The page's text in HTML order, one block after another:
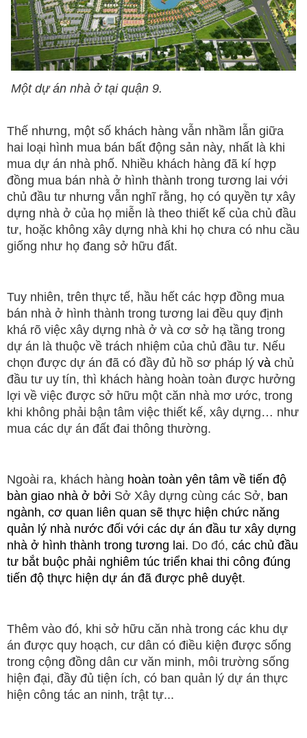
Một dự án nhà ở tại quận 9.
Thế nhưng, một số khách hàng vẫn nhầm lẫn giữa
hai loại hình mua bán bất động sản này, nhất là khi
mua dự án nhà phố. Nhiều khách hàng đã kí hợp
đồng mua bán nhà ở hình thành trong tương lai với
chủ đầu tư nhưng vẫn nghĩ rằng, họ có quyền tự xây
dựng nhà ở của họ miễn là theo thiết kế của chủ đầu
tư, hoặc không xây dựng nhà khi họ chưa có nhu cầu
giống như họ đang sở hữu đất.
Tuy nhiên, trên thực tế, hầu hết các hợp đồng mua
bán nhà ở hình thành trong tương lai đều quy định
khá rõ việc xây dựng nhà ở và cơ sở hạ tầng trong
dự án là thuộc về trách nhiệm của chủ đầu tư. Nếu
chọn được dự án đã có đầy đủ hồ sơ pháp lý và chủ
đầu tư uy tín, thì khách hàng hoàn toàn được hưởng
lợi về việc được sở hữu một căn nhà mơ ước, trong
khi không phải bận tâm việc thiết kế, xây dựng… như
mua các dự án đất đai thông thường.
Ngoài ra, khách hàng hoàn toàn yên tâm về tiến độ
bàn giao nhà ở bởi Sở Xây dựng cùng các Sở, ban
ngành, cơ quan liên quan sẽ thực hiện chức năng
quản lý nhà nước đối với các dự án đầu tư xây dựng
nhà ở hình thành trong tương lai. Do đó, các chủ đầu
tư bắt buộc phải nghiêm túc triển khai thi công đúng
tiến độ thực hiện dự án đã được phê duyệt.
Thêm vào đó, khi sở hữu căn nhà trong các khu dự
án được quy hoạch, cư dân có điều kiện được sống
trong cộng đồng dân cư văn minh, môi trường sống
hiện đại, đầy đủ tiện ích, có ban quản lý dự án thực
hiện công tác an ninh, trật tự...